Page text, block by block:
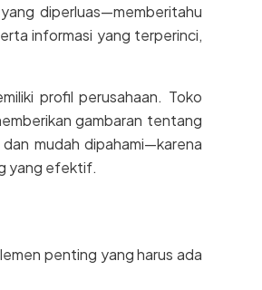
diperluas—memberitahu
informasi yang terperinci,
profil perusahaan. Toko
gambaran tentang
mudah dipahami—karena
yang efektif.
penting yang harus ada